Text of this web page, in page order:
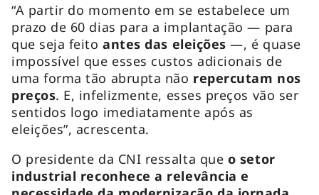
“A partir do momento em se estabelece um
prazo de 60 dias para a implantação — para
que seja feitoantes das eleições —, é quase
impossível que esses custos adicionais de
uma forma tão abrupta não repercutam nos
preços. E, infelizmente, esses preços vão ser
sentidos logo imediatamente após as
eleições”, acrescenta.
O presidente da CNI ressalta que o setor
industrial reconhece a relevância e